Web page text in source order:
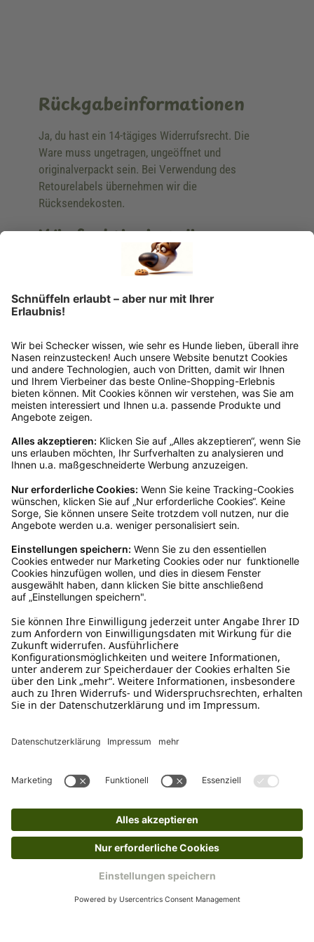
Rückgabeinformationen
Ja, du hast ein 14-tägiges Widerrufsrecht. Die
Ware muss ungetragen, ungeöffnet und
originalverpackt sein. Bei Verwendung des
Retourelabels übernehmen wir die
Rücksendekosten.
Wie funktioniert die
Rücksendung?
Bitte fülle das Rücksendeformular aus. Dieses
findest du online. Verpacke die Artikel
Rücksendeetikett auf das Paket. Dieses kannst du
dir in deinem Kundenkonto anfordern. Hast du als
Gast bestellt, schreibe uns eine Email an
verkauf@schecker.de oder rufe zu unseren
Servicezeiten an, dann lassen wir dir ein
Rücksendeetikett zukommen.
Mo – Fr 9 – 17 Uhr, Sa 9 – 13 Uhr
Ruf uns an
Schreibe uns
verkauf@schecker.de
WhatsApp Support
Tritt unserem Newsletter bei
Mehr von uns
Barrierefreiheitserklärung Impressum AGB
Datenschutz